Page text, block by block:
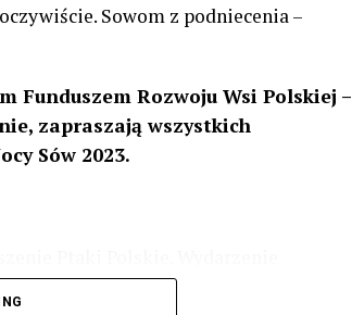
Sowom z podniecenia –
Funduszem Rozwoju Wsi Polskiej –
zapraszają wszystkich
Sów 2023.
przedstawionego na